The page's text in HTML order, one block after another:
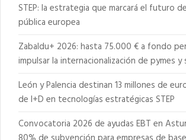
STEP: la estrategia que marcará el futuro
pública europea
Zabaldu+ 2026: hasta 75.000 € a fondo
impulsar la internacionalización de pymes
León y Palencia destinan 13 millones de
de I+D en tecnologías estratégicas STEP
Convocatoria 2026 de ayudas EBT en